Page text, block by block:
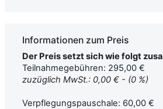
Informationen zum Preis
Der Preis setzt sich wie folgt
Teilnahmegebühren: 295,00 €
zuzüglich MwSt.: 0,00 € - (0 %)
Verpflegungspauschale: 60,00 €